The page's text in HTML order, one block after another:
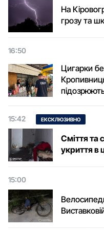
На
грозу та
16:50
Цигарки
15:42 ЕКСКЛЮЗИВНО
Сміття та
укриття в
15:00